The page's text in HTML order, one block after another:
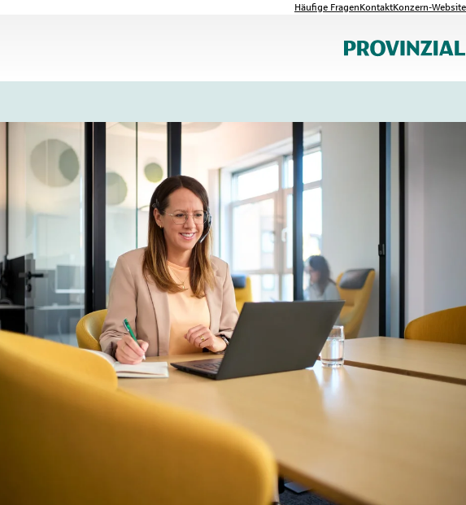
Häufige FragenKontaktKonzern-Website
(m/w/d)